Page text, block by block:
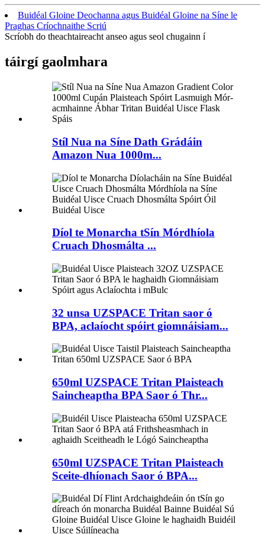
Buidéal Gloine Deochanna agus Buidéal Gloine na Síne le
Praghas Críochnaithe Scriú
Scríobh do theachtaireacht anseo agus seol chugainn í
táirgí gaolmhara
Stíl Nua na Síne Dath Grádáin
Amazon Nua 1000m...
Díol te Monarcha tSín Mórdhíola
Cruach Dhosmálta ...
32 unsa UZSPACE Tritan saor ó
BPA, aclaíocht spóirt giomnáisiam...
650ml UZSPACE Tritan Plaisteach
Saincheaptha BPA Saor ó Thr...
650ml UZSPACE Tritan Plaisteach
Sceite-dhíonach Saor ó BPA...